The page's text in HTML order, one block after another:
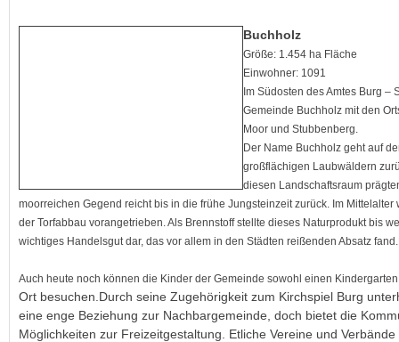
Buchholz
Größe: 1.454 ha Fläche
Einwohner: 1091
Im Südosten des Amtes Burg –
Gemeinde Buchholz mit den
Moor und Stubbenberg.
Der Name Buchholz geht auf
großflächigen Laubwäldern
diesen Landschaftsraum
moorreichen Gegend reicht bis in die frühe Jungsteinzeit zurück. Im
der Torfabbau vorangetrieben. Als Brennstoff stellte dieses Naturprodukt bis
wichtiges Handelsgut dar, das vor allem in den Städten reißenden Absatz
Auch heute noch können die Kinder der Gemeinde sowohl einen
Ort besuchen.Durch seine Zugehörigkeit zum Kirchspiel Burg
eine enge Beziehung zur Nachbargemeinde, doch bietet die
Möglichkeiten zur Freizeitgestaltung. Etliche Vereine und